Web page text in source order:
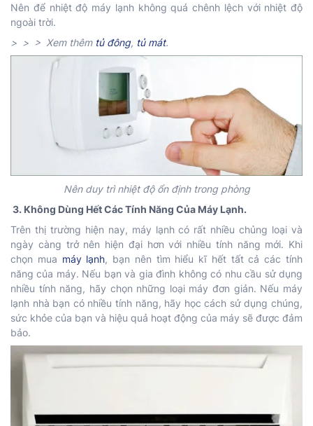
Nên để nhiệt độ máy lạnh không quá chênh lệch với nhiệt độ
ngoài trời.
> > > Xem thêm tủ đông, tủ mát.
Nên duy trì nhiệt độ ổn định trong phòng
3. Không Dùng Hết Các Tính Năng Của Máy Lạnh.
Trên thị trường hiện nay, máy lạnh có rất nhiều chủng loại và
ngày càng trở nên hiện đại hơn với nhiều tính năng mới. Khi
chọn mua máy lạnh, bạn nên tìm hiểu kĩ hết tất cả các tính
năng của máy. Nếu bạn và gia đình không có nhu cầu sử dụng
nhiều tính năng, hãy chọn những loại máy đơn giản. Nếu máy
lạnh nhà bạn có nhiều tính năng, hãy học cách sử dụng chúng,
sức khỏe của bạn và hiệu quả hoạt động của máy sẽ được đảm
bảo.